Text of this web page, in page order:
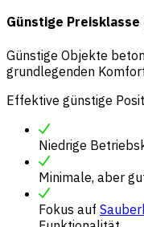
Günstige
Günstige Objekte
grundlegenden
Effektive günstige
Niedrige
Minimale, aber
Fokus auf